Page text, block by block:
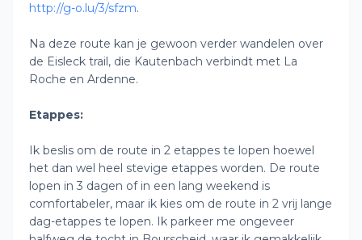
http://g-o.lu/3/sfzm.
Na deze route kan je gewoon verder wandelen over
de Eisleck trail, die Kautenbach verbindt met La
Roche en Ardenne.
Etappes:
Ik beslis om de route in 2 etappes te lopen hoewel
het dan wel heel stevige etappes worden. De route
lopen in 3 dagen of in een lang weekend is
comfortabeler, maar ik kies om de route in 2 vrij lange
dag-etappes te lopen. Ik parkeer me ongeveer